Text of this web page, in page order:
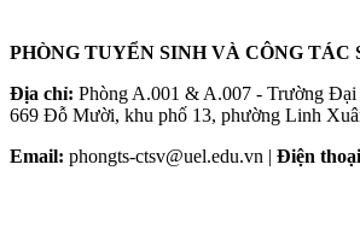
PHÒNG TUYỂN SINH VÀ CÔNG TÁC
Địa chỉ: Phòng A.001 & A.007 - Trường
669 Đỗ Mười, khu phố 13, phường Linh
Email: phongts-ctsv@uel.edu.vn | Điện